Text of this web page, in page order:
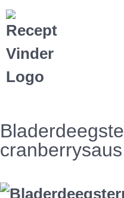
cranberrysaus